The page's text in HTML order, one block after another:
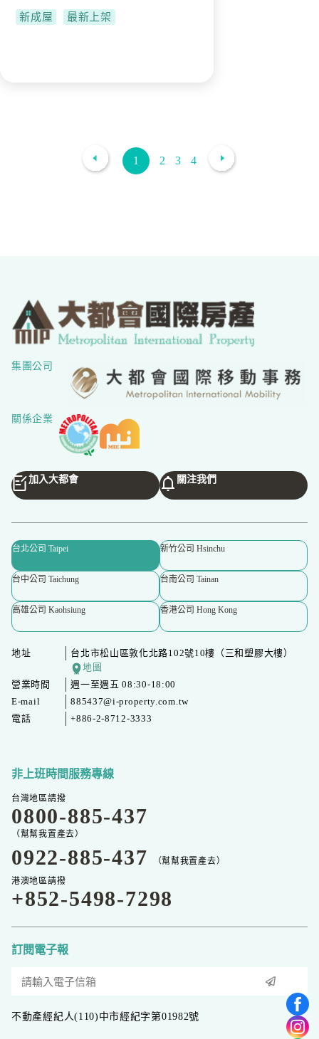
新成屋 最新上架
1 2 3 4
集團公司
關係企業
加入大都會 關注我們
台北公司 Taipei 新竹公司 Hsinchu
台中公司 Taichung 台南公司 Tainan
高雄公司 Kaohsiung 香港公司 Hong Kong
地址
台北市松山區敦化北路102號10樓（三和塑膠大樓）
地圖
營業時間
週一至週五 08:30-18:00
E-mail
885437@i-property.com.tw
電話
+886-2-8712-3333
非上班時間服務專線
台灣地區請撥
0800-885-437
（幫幫我置產去）
0922-885-437
（幫幫我置產去）
港澳地區請撥
+852-5498-7298
訂閱電子報
不動產經紀人(110)中市經紀字第01982號